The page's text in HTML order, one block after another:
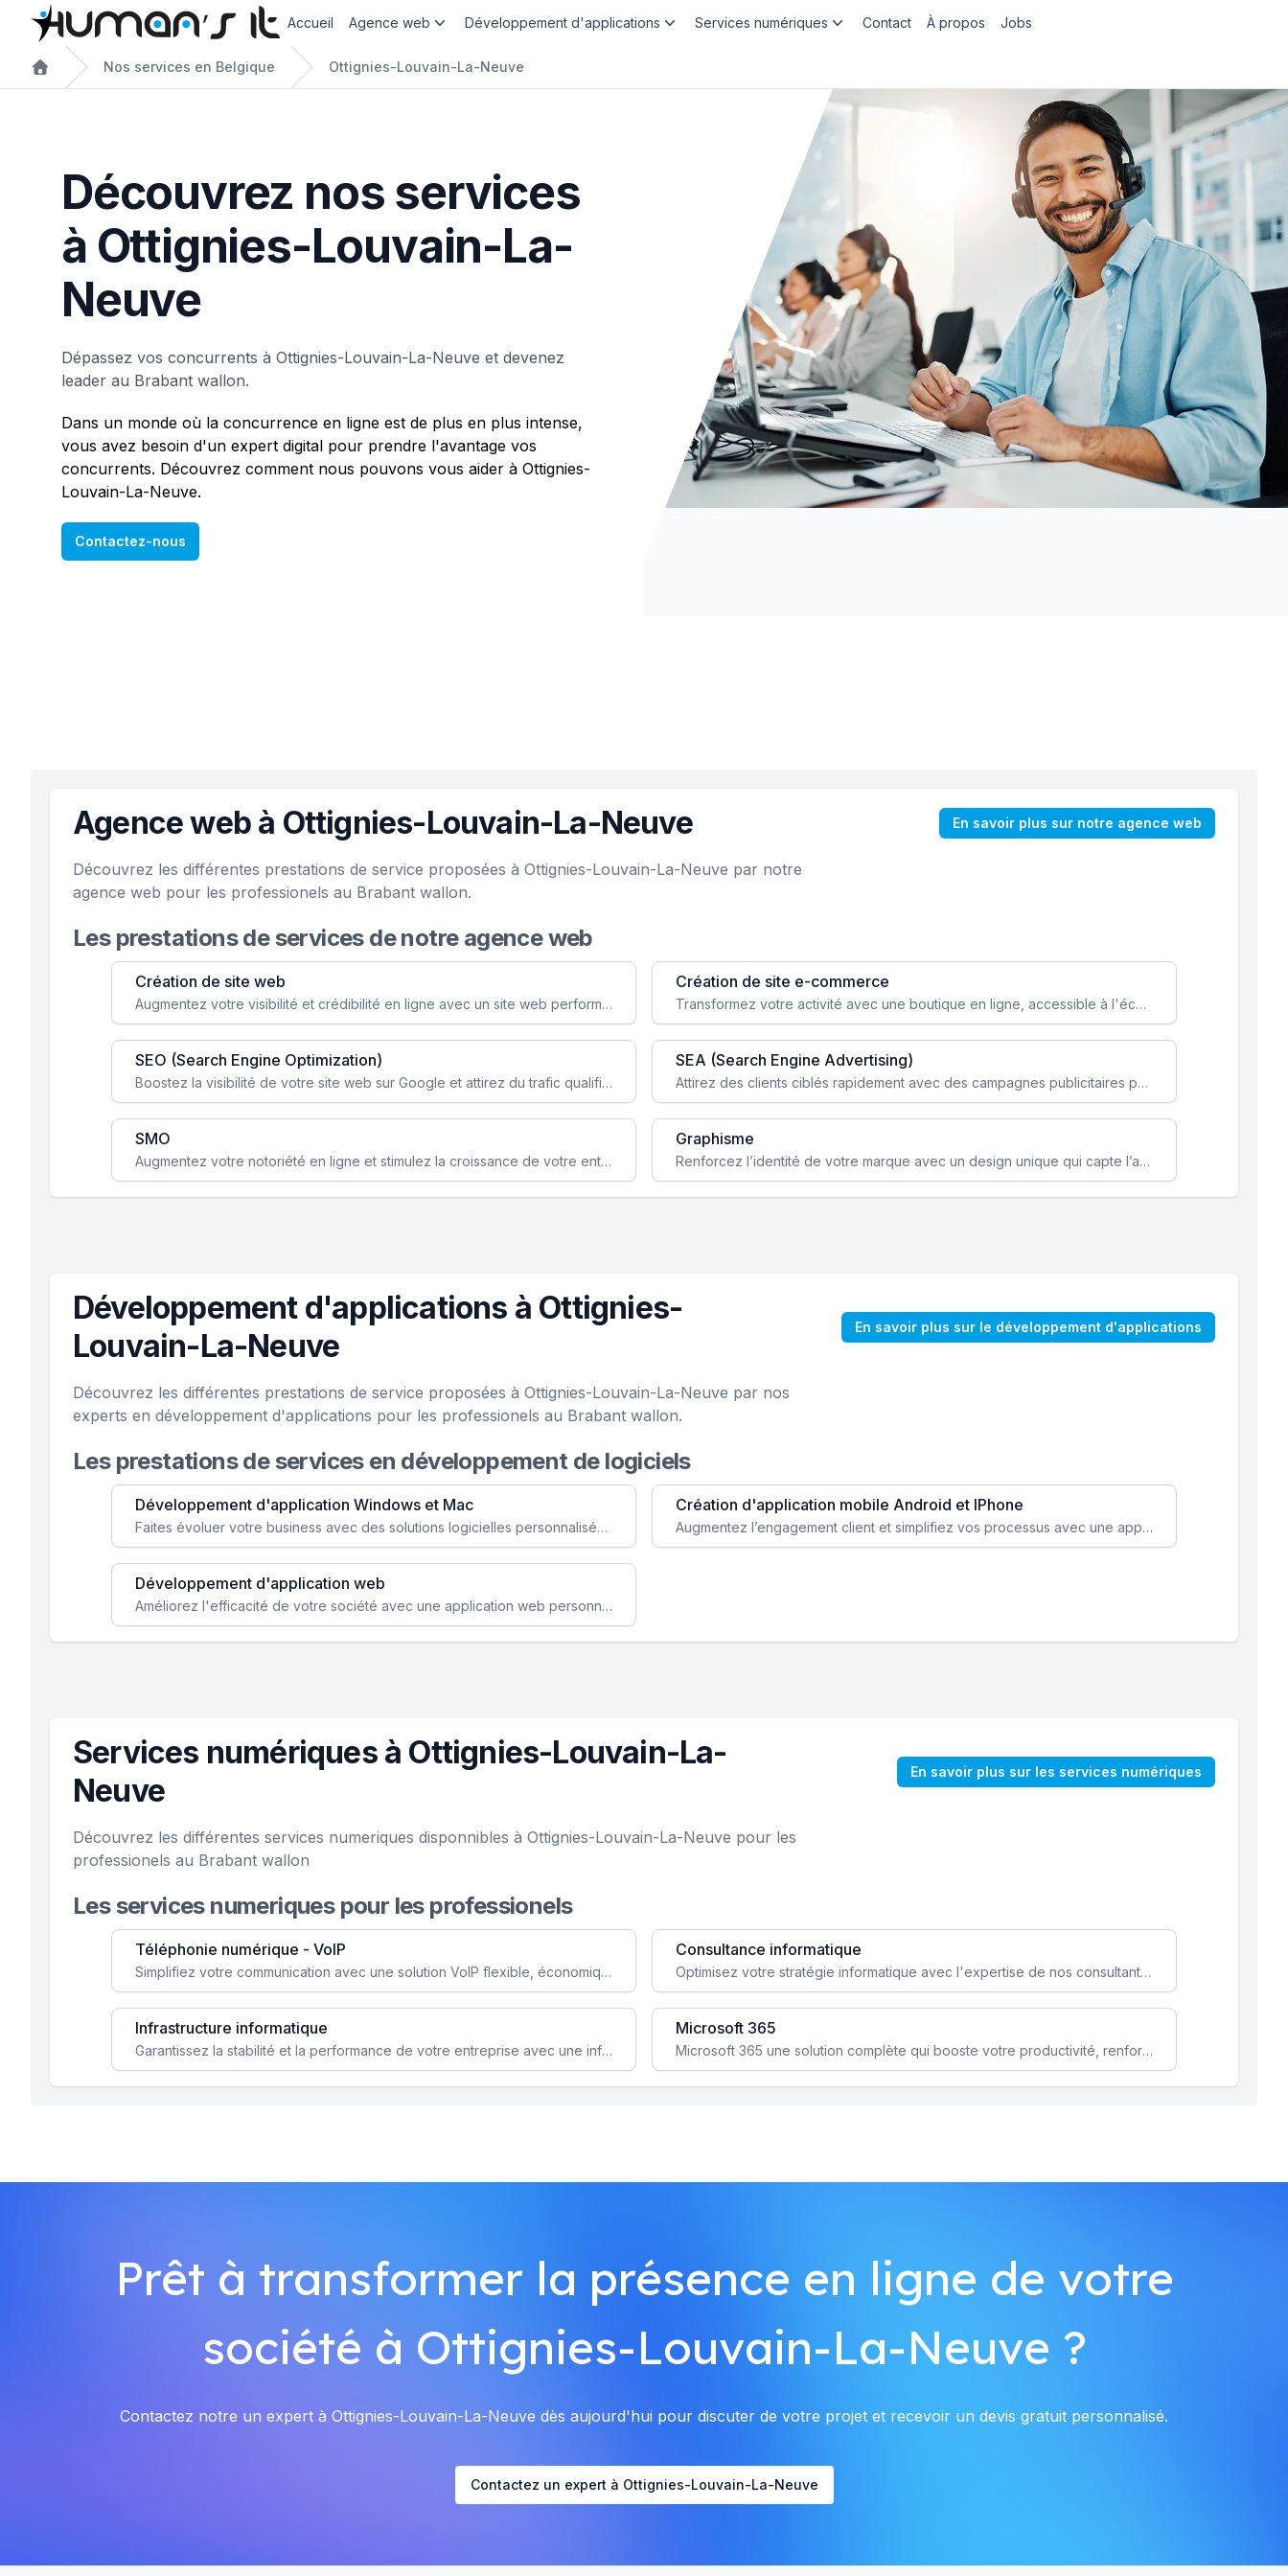
Accueil Agence web Développement d'applications Services numériques Contact À propos Jobs
Nos services en Belgique Ottignies-Louvain-La-Neuve
Découvrez nos services
à Ottignies-Louvain-La-
Neuve
Dépassez vos concurrents à Ottignies-Louvain-La-Neuve et devenez
leader au Brabant wallon.
Dans un monde où la concurrence en ligne est de plus en plus intense,
vous avez besoin d'un expert digital pour prendre l'avantage vos
concurrents. Découvrez comment nous pouvons vous aider à Ottignies-
Louvain-La-Neuve.
Contactez-nous
Agence web à Ottignies-Louvain-La-Neuve En savoir plus sur notre agence web
Découvrez les différentes prestations de service proposées à Ottignies-Louvain-La-Neuve par notre
agence web pour les professionels au Brabant wallon.
Les prestations de services de notre agence web
Création de site web
Augmentez votre visibilité et crédibilité en ligne avec un site web performant, conçu pour attirer plus de clients.
Création de site e-commerce
Transformez votre activité avec une boutique en ligne, accessible à l'échelle mondiale 24/7.
SEO (Search Engine Optimization)
Boostez la visibilité de votre site web sur Google et attirez du trafic qualifié grâce à nos stratégies SEO.
SEA (Search Engine Advertising)
Attirez des clients ciblés rapidement avec des campagnes publicitaires payantes optimisées pour vos objectifs.
SMO
Augmentez votre notoriété en ligne et stimulez la croissance de votre entreprise grâce à une stratégie sociale sur mesure.
Graphisme
Renforcez l’identité de votre marque avec un design unique qui capte l’attention et engage vos clients.
Développement d'applications à Ottignies-
Louvain-La-Neuve
En savoir plus sur le développement d'applications
Découvrez les différentes prestations de service proposées à Ottignies-Louvain-La-Neuve par nos
experts en développement d'applications pour les professionels au Brabant wallon.
Les prestations de services en développement de logiciels
Développement d'application Windows et Mac
Faites évoluer votre business avec des solutions logicielles personnalisées, parfaitement adaptées à vos besoins spécifiques.
Création d'application mobile Android et IPhone
Augmentez l’engagement client et simplifiez vos processus avec une application mobile sur mesure, disponible sur iOS et Android.
Développement d'application web
Améliorez l'efficacité de votre société avec une application web personnalisée accessible partout et tout le temps.
Services numériques à Ottignies-Louvain-La-
Neuve
En savoir plus sur les services numériques
Découvrez les différentes services numeriques disponnibles à Ottignies-Louvain-La-Neuve pour les
professionels au Brabant wallon
Les services numeriques pour les professionels
Téléphonie numérique - VoIP
Simplifiez votre communication avec une solution VoIP flexible, économique et adaptée à vos besoins professionnels.
Consultance informatique
Optimisez votre stratégie informatique avec l'expertise de nos consultants pour améliorer votre efficacité et sécurité.
Infrastructure informatique
Garantissez la stabilité et la performance de votre entreprise avec une infrastructure IT sécurisée et évolutive.
Microsoft 365
Microsoft 365 une solution complète qui booste votre productivité, renforce la sécurité de vos données et facilite la collaboration.
Prêt à transformer la présence en ligne de votre
société à Ottignies-Louvain-La-Neuve ?
Contactez notre un expert à Ottignies-Louvain-La-Neuve dès aujourd'hui pour discuter de votre projet et recevoir un devis gratuit personnalisé.
Contactez un expert à Ottignies-Louvain-La-Neuve